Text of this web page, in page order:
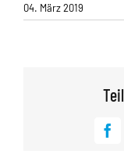
04. März 2019